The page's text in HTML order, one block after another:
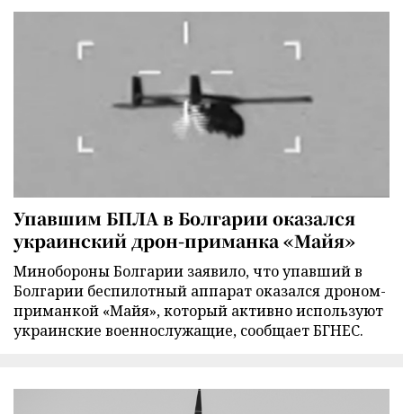
Упавшим БПЛА в Болгарии оказался
украинский дрон-приманка «Майя»
Минобороны Болгарии заявило, что упавший в
Болгарии беспилотный аппарат оказался дроном-
приманкой «Майя», который активно используют
украинские военнослужащие, сообщает БГНЕС.